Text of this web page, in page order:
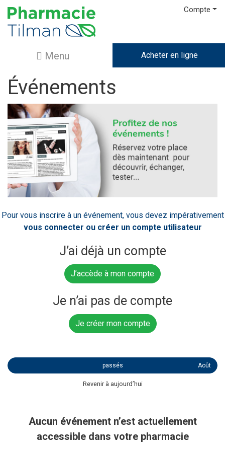
Compte
Menu Acheter en ligne
Événements
Pour vous inscrire à un événement, vous devez impérativement
vous connecter ou créer un compte utilisateur
J’ai déjà un compte
J’accède à mon compte
Je n’ai pas de compte
Je créer mon compte
passés Août
Revenir à aujourd’hui
Aucun événement n’est actuellement
accessible dans votre pharmacie